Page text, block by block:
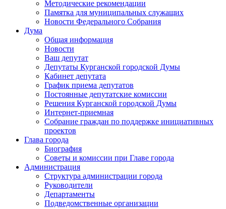
Методические рекомендации
Памятка для муниципальных служащих
Новости Федерального Cобрания
Дума
Общая информация
Новости
Ваш депутат
Депутаты Курганской городской Думы
Кабинет депутата
График приема депутатов
Постоянные депутатские комиссии
Решения Курганской городской Думы
Интернет-приемная
Собрание граждан по поддержке инициативных
проектов
Глава города
Биография
Советы и комиссии при Главе города
Администрация
Структура администрации города
Руководители
Департаменты
Подведомственные организации